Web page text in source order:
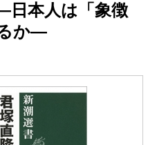
日本人は「象徴
か―